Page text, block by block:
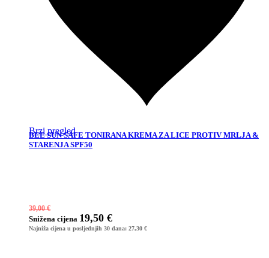
Brzi pregled
BEE SUN SAFE TONIRANA KREMA ZA LICE PROTIV MRLJA &
STARENJA SPF50
39,00€
Snižena cijena 19,50 €
Najniža cijena u posljednjih 30 dana: 27,30 €